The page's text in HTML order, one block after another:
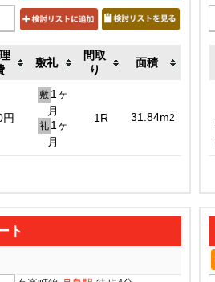
敷礼
間取
り
面積
円
敷 1ヶ
月
礼 1ヶ
月
1R 31.84m2
ト